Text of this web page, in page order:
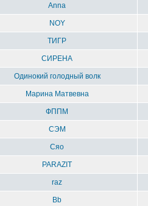
Anna
NOY
ТИГР
СИРЕНА
Одинокий голодный волк
Марина Матвевна
ФППМ
СЭМ
Сяо
PARAZIT
raz
Bb